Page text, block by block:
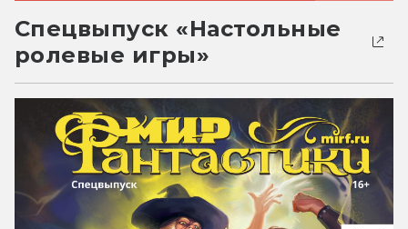
Спецвыпуск «Настольные
ролевые игры»